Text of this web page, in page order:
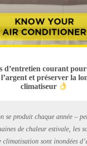
d’entretien courant
et préserver la
climatiseur
se produit chaque année –
de chaleur estivale, les
sont inondées